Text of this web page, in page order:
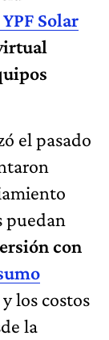
Solar
el pasado
puedan
con
y los costos
la